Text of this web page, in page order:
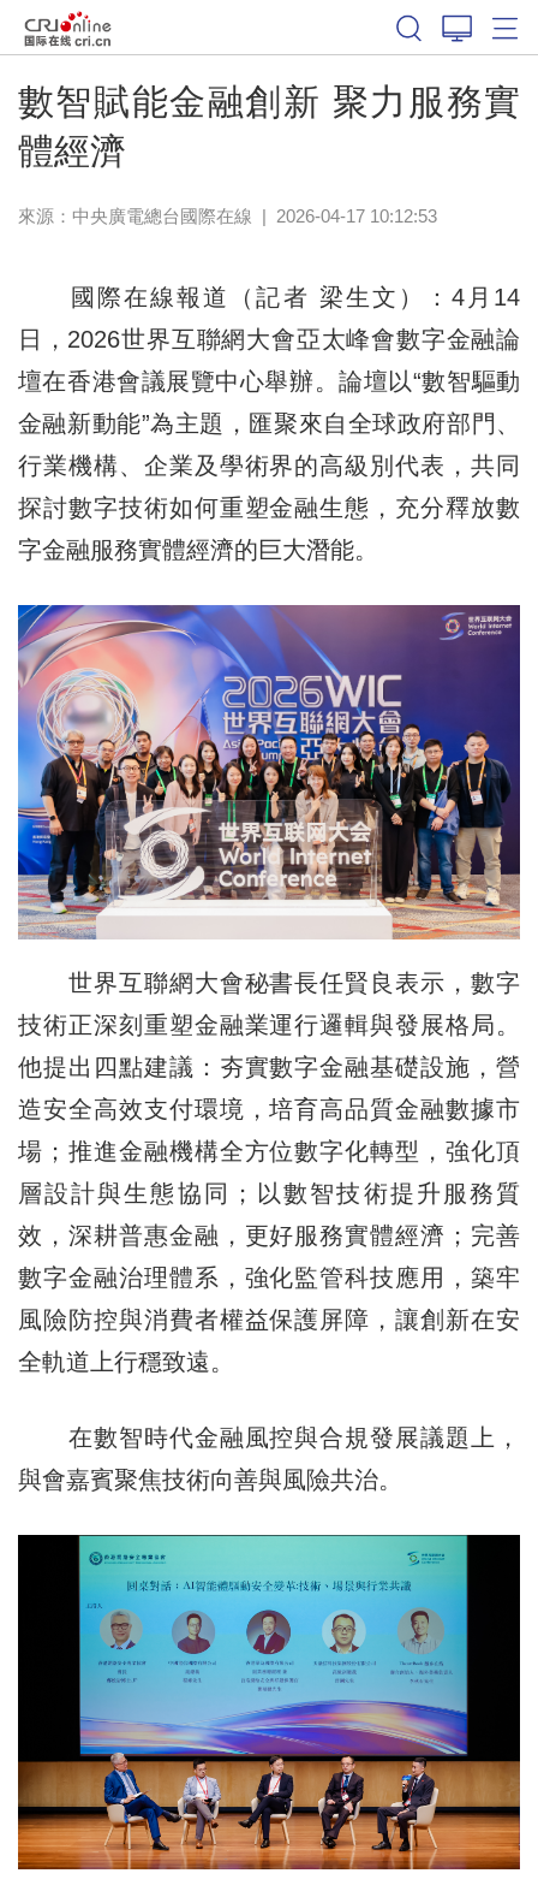
數智賦能金融創新 聚力服務實
體經濟
來源：中央廣電總台國際在線 | 2026-04-17 10:12:53
國際在線報道（記者 梁生文）：4月14
日，2026世界互聯網大會亞太峰會數字金融論
壇在香港會議展覽中心舉辦。論壇以“數智驅動
金融新動能”為主題，匯聚來自全球政府部門、
行業機構、企業及學術界的高級別代表，共同
探討數字技術如何重塑金融生態，充分釋放數
字金融服務實體經濟的巨大潛能。
世界互聯網大會秘書長任賢良表示，數字
技術正深刻重塑金融業運行邏輯與發展格局。
他提出四點建議：夯實數字金融基礎設施，營
造安全高效支付環境，培育高品質金融數據市
場；推進金融機構全方位數字化轉型，強化頂
層設計與生態協同；以數智技術提升服務質
效，深耕普惠金融，更好服務實體經濟；完善
數字金融治理體系，強化監管科技應用，築牢
風險防控與消費者權益保護屏障，讓創新在安
全軌道上行穩致遠。
在數智時代金融風控與合規發展議題上，
與會嘉賓聚焦技術向善與風險共治。